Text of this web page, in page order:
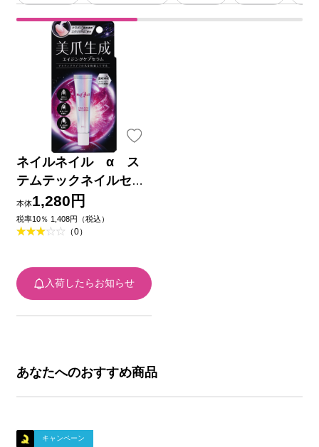
ネイルネイル α ス
テムテックネイルセラ
ム １５ｍｌ ＢＣＬ
本体1,280円
税率10％ 1,408円（税込）
（0）
入荷したらお知らせ
あなたへのおすすめ商品
キャンペーン